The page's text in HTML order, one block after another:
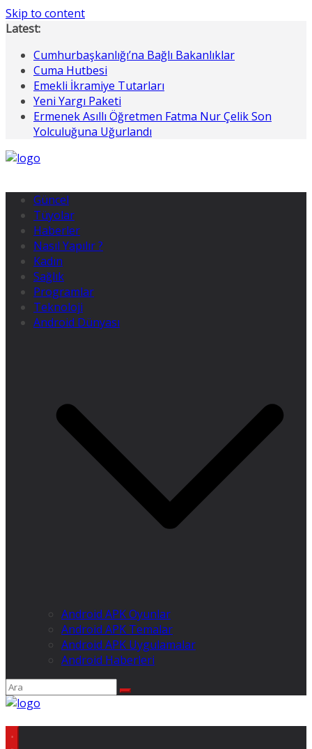
Skip to content
Latest:
Cumhurbaşkanlığı’na Bağlı Bakanlıklar
Cuma Hutbesi
Emekli İkramiye Tutarları
Yeni Yargı Paketi
Ermenek Asıllı Öğretmen Fatma Nur Çelik Son
Yolculuğuna Uğurlandı
Güncel
Tüyolar
Haberler
Nasıl Yapılır ?
Kadın
Sağlık
Programlar
Teknoloji
Android Dünyası
Android APK Oyunlar
Android APK Temalar
Android APK Uygulamalar
Android Haberleri